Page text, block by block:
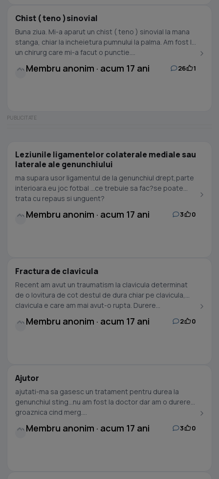
Chist ( teno )sinovial
Buna ziua. Mi-a aparut un chist ( teno ) sinovial la mana
stanga, chiar la incheietura pumnului la palma. Am fost la
un chirurg care mi-a facut o punctie....
Membru anonim · acum 17 ani 26 1
Leziunile ligamentelor colaterale mediale sau
laterale ale genunchiului
ma supara usor ligamentul de la genunchiul drept,parte
interioara.eu joc fotbal ...ce trebuie sa fac?se poate
trata cu repaus si unguent?
Membru anonim · acum 17 ani 3 0
Fractura de clavicula
Recent am avut un traumatism la clavicula determinat
de o lovitura de cot destul de dura chiar pe clavicula,
clavicula e care am mai avut-o rupta. Durere...
Membru anonim · acum 17 ani 2 0
Ajutor
ajutati-ma sa gasesc un tratament pentru durea la
genunchiul sting...nu am fost la doctor dar am o durere
groaznica cind merg....
Membru anonim · acum 17 ani 3 0